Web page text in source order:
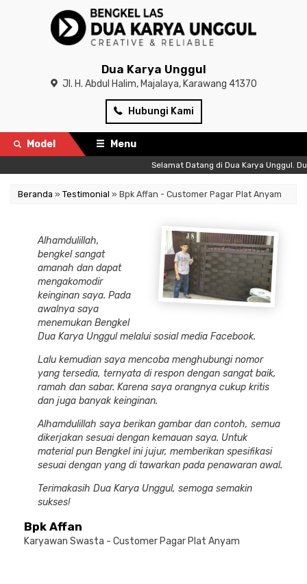
Dua Karya Unggul
Jl. H. Abdul Halim, Majalaya, Karawang 41370
Hubungi Kami
Model Menu
Selamat Datang di Dua Karya Unggul.
Beranda » Testimonial » Bpk Affan - Customer Pagar Plat Anyam
Alhamdulillah,
bengkel sangat
amanah dan dapat
mengakomodir
keinginan saya. Pada
awalnya saya
menemukan Bengkel
Dua Karya Unggul melalui sosial media Facebook.
Lalu kemudian saya mencoba menghubungi nomor
yang tersedia, ternyata di respon dengan sangat baik,
ramah dan sabar. Karena saya orangnya cukup kritis
dan juga banyak keinginan.
Alhamdulillah saya berikan gambar dan contoh, semua
dikerjakan sesuai dengan kemauan saya. Untuk
material pun Bengkel ini jujur, memberikan spesifikasi
sesuai dengan yang di tawarkan pada penawaran awal.
Terimakasih Dua Karya Unggul, semoga semakin
sukses!
Bpk Affan
Karyawan Swasta - Customer Pagar Plat Anyam